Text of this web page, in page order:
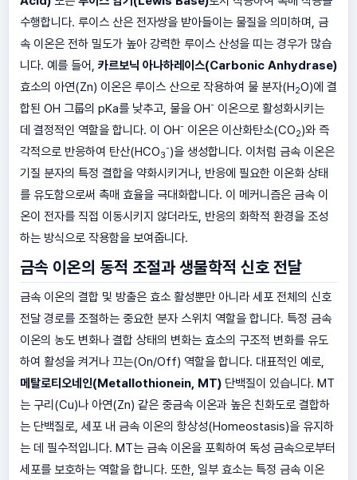
수행합니다. 루이스 산은 전자쌍을 받아들이는 물질을 의미하며, 금
속 이온은 전하 밀도가 높아 강력한 루이스 산성을 띠는 경우가 많습
니다. 예를 들어, 카르보닉 아나하레이스(Carbonic Anhydrase)
효소의 아연(Zn) 이온은 루이스 산으로 작용하여 물 분자(H2O)에 결
합된 OH 그룹의 pKa를 낮추고, 물을 OH-이온으로 활성화시키는
데 결정적인 역할을 합니다. 이 OH-이온은 이산화탄소(CO2)와 즉
각적으로 반응하여 탄산(HCO3
-)을 생성합니다. 이처럼 금속 이온은
기질 분자의 특정 결합을 약화시키거나, 반응에 필요한 이온화 상태
를 유도함으로써 촉매 효율을 극대화합니다. 이 메커니즘은 금속 이
온이 전자를 직접 이동시키지 않더라도, 반응의 화학적 환경을 조성
하는 방식으로 작용함을 보여줍니다.
금속 이온의 동적 조절과 생물학적 신호 전달
금속 이온의 결합 및 방출은 효소 활성뿐만 아니라 세포 전체의 신호
전달 경로를 조절하는 중요한 분자 스위치 역할을 합니다. 특정 금속
이온의 농도 변화나 결합 상태의 변화는 효소의 구조적 변화를 유도
하여 활성을 켜거나 끄는(On/Off) 역할을 합니다. 대표적인 예로,
메탈로티오네인(Metallothionein, MT)단백질이 있습니다. MT
는 구리(Cu)나 아연(Zn) 같은 중금속 이온과 높은 친화도로 결합하
는 단백질로, 세포 내 금속 이온의 항상성(Homeostasis)을 유지하
는 데 필수적입니다. MT는 금속 이온을 포획하여 독성 금속으로부터
세포를 보호하는 역할을 합니다. 또한, 일부 효소는 특정 금속 이온